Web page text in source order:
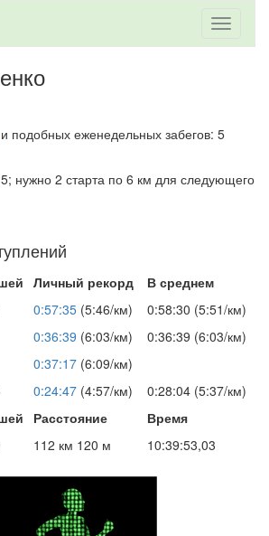
Toggle
и подобных еженедельных забегов: 5
нужно 2 старта по 6 км для следующего
Личный рекорд
В среднем
0:57:35 (5:46/км)
0:58:30 (5:51/км)
0:36:39 (6:03/км)
0:36:39 (6:03/км)
0:37:17 (6:09/км)
0:24:47 (4:57/км)
0:28:04 (5:37/км)
Расстояние
Время
112 км 120 м 10:39:53,03